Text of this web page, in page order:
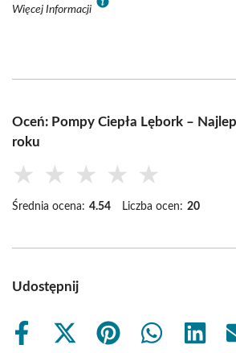
Więcej Informacji
Oceń: Pompy Ciepła Lębork –
roku
★ ★ ★ ★ ★
Średnia ocena: 4.54 Liczba ocen: 20
Udostępnij
Share
Share
Share
Share
Share